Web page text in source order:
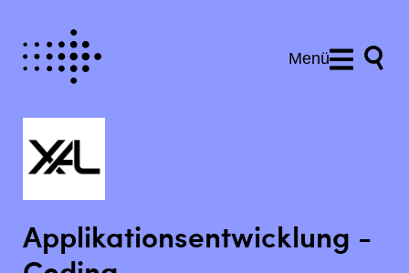
Menü
Applikationsentwicklung -